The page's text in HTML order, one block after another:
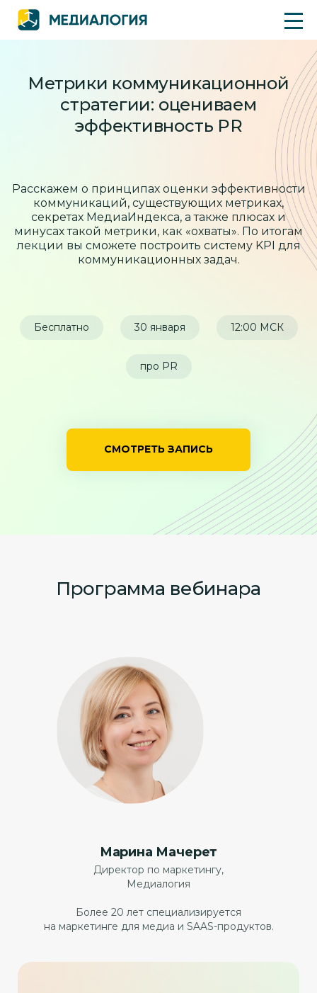
Бесплатно 30 января 12:00 МСК
про PR
Метрики коммуникационной
стратегии: оцениваем
эффективность PR
Расскажем о принципах оценки эффективности
коммуникаций, существующих метриках,
секретах МедиаИндекса, а также плюсах и
минусах такой метрики, как «охваты». По итогам
лекции вы сможете построить систему KPI для
коммуникационных задач.
СМОТРЕТЬ ЗАПИСЬ
Программа вебинара
Марина Мачерет
Директор по маркетингу,
Медиалогия
Более 20 лет специализируется
на маркетинге для медиа и SAAS-продуктов.